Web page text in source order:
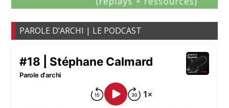
PAROLE D’ARCHI | LE PODCAST